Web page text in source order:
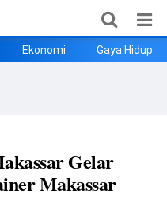
Ekonomi Gaya Hidup
Gelar
Makassar